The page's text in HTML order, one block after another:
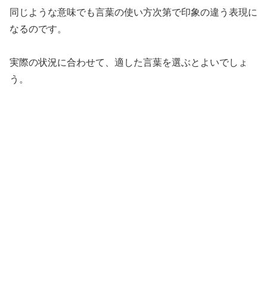
同じような意味でも言葉の使い方次第で印象の違う表現に
なるのです。
実際の状況に合わせて、適した言葉を選ぶとよいでしょ
う。